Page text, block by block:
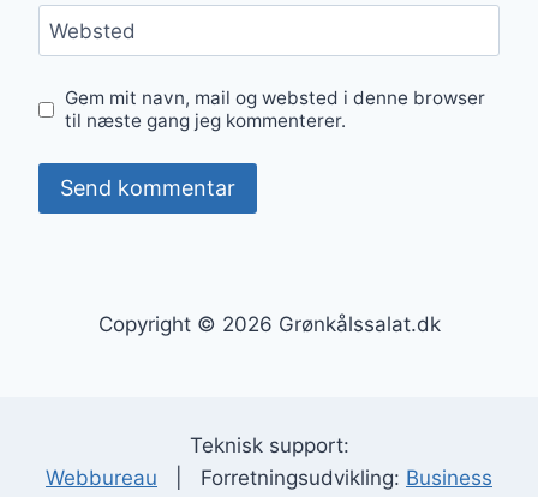
Websted
Gem mit navn, mail og websted i denne browser
til næste gang jeg kommenterer.
Copyright © 2026 Grønkålssalat.dk
Teknisk support:
Webbureau | Forretningsudvikling: Business